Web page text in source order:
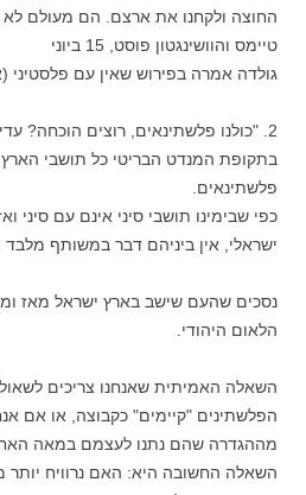
החוצה ולקחנו את ארצם. הם מעולם לא
טיימס והוושינגטון פוסט, 15 ביוני
גולדה אמרה בפירוש שאין עם פלסטיני
2. "כולנו פלשתינאים, רוצים הוכחה? עדיין יש לי את הדרכון הישן."
בתקופת המנדט הבריטי כל תושבי הארץ
פלשתינאים.
כפי שבימינו תושבי סיני אינם עם סיני
ישראלי, אין ביניהם דבר במשותף מלבד
נסכים שהעם שישב בארץ ישראל מאז
הלאום היהודי.
השאלה האמיתית שאנחנו צריכים
הפלשתינים "קיימים" כקבוצה, או אם
מההגדרה שהם נתנו לעצמם במאה
השאלה החשובה היא: האם נרוויח יותר